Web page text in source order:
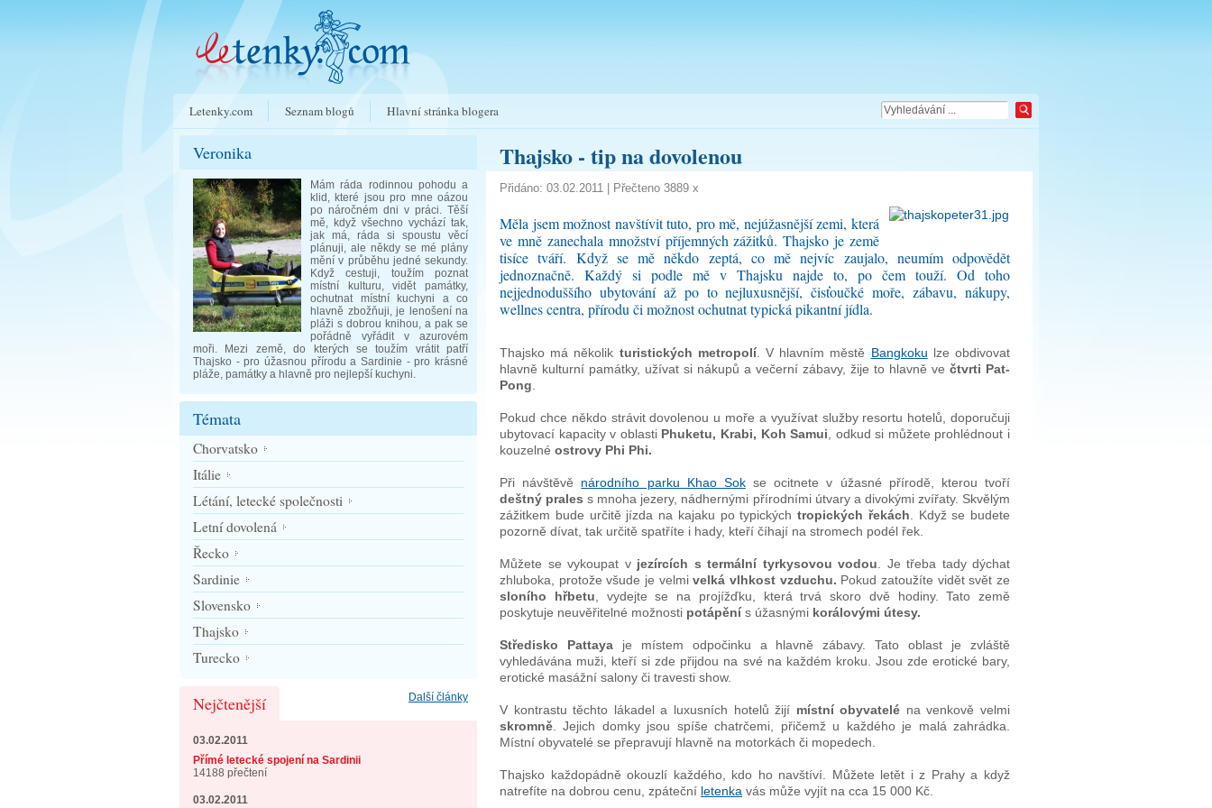
Letenky.com Seznam blogů Hlavní stránka blogera
Veronika
Mám ráda rodinnou pohodu a
klid, které jsou pro mne oázou
po náročném dni v práci. Těší
mě, když všechno vychází tak,
jak má, ráda si spoustu věcí
plánuji, ale někdy se mé plány
mění v průběhu jedné sekundy.
Když cestuji, toužím poznat
místní kulturu, vidět památky,
ochutnat místní kuchyni a co
hlavně zbožňuji, je lenošení na
pláži s dobrou knihou, a pak se
pořádně vyřádit v azurovém
moři. Mezi země, do kterých se toužím vrátit patří
Thajsko - pro úžasnou přírodu a Sardinie - pro krásné
pláže, památky a hlavně pro nejlepší kuchyni.
Témata
Chorvatsko
Itálie
Létání, letecké společnosti
Letní dovolená
Řecko
Sardinie
Slovensko
Thajsko
Turecko
Další články
Nejčtenější
03.02.2011
Přímé letecké spojení na Sardinii
14188 přečtení
03.02.2011
Thajsko - tip na dovolenou
Přidáno: 03.02.2011 | Přečteno 3889 x
Měla jsem možnost navštívit tuto, pro mě, nejúžasnější zemi, která
ve mně zanechala množství příjemných zážitků. Thajsko je země
tisíce tváří. Když se mě někdo zeptá, co mě nejvíc zaujalo, neumím odpovědět
jednoznačně. Každý si podle mě v Thajsku najde to, po čem touží. Od toho
nejjednoduššího ubytování až po to nejluxusnější, čisťoučké moře, zábavu, nákupy,
wellnes centra, přírodu či možnost ochutnat typická pikantní jídla.
Thajsko má několik turistických metropolí. V hlavním městě Bangkoku lze obdivovat
hlavně kulturní památky, užívat si nákupů a večerní zábavy, žije to hlavně ve čtvrti Pat-
Pong
Pokud chce někdo strávit dovolenou u moře a využívat služby resortu hotelů, doporučuji
ubytovací kapacity v oblasti Phuketu, Krabi, Koh Samui , odkud si můžete prohlédnout i
kouzelné ostrovy Phi Phi.
Při návštěvě národního parku Khao Sokse ocitnete v úžasné přírodě, kterou tvoří
deštný praless mnoha jezery, nádhernými přírodními útvary a divokými zvířaty. Skvělým
zážitkem bude určitě jízda na kajaku po typických tropických řekách . Když se budete
pozorně dívat, tak určitě spatříte i hady, kteří číhají na stromech podél řek.
Můžete se vykoupat v jezírcích s termální tyrkysovou vodou . Je třeba tady dýchat
zhluboka, protože všude je velmivelká vlhkost vzduchu. Pokud zatoužíte vidět svět ze
sloního hřbetu , vydejte se na projížďku, která trvá skoro dvě hodiny. Tato země
poskytuje neuvěřitelné možnosti potápění s úžasnými korálovými útesy.
Středisko Pattayaje místem odpočinku a hlavně zábavy. Tato oblast je zvláště
vyhledávána muži, kteří si zde přijdou na své na každém kroku. Jsou zde erotické bary,
erotické masážní salony či travesti show.
V kontrastu těchto lákadel a luxusních hotelů žijí místní obyvatelé na venkově velmi
skromně . Jejich domky jsou spíše chatrčemi, přičemž u každého je malá zahrádka.
Místní obyvatelé se přepravují hlavně na motorkách či mopedech.
Thajsko každopádně okouzlí každého, kdo ho navštíví. Můžete letět i z Prahy a když
natrefíte na dobrou cenu, zpáteční letenka vás může vyjít na cca 15 000 Kč.